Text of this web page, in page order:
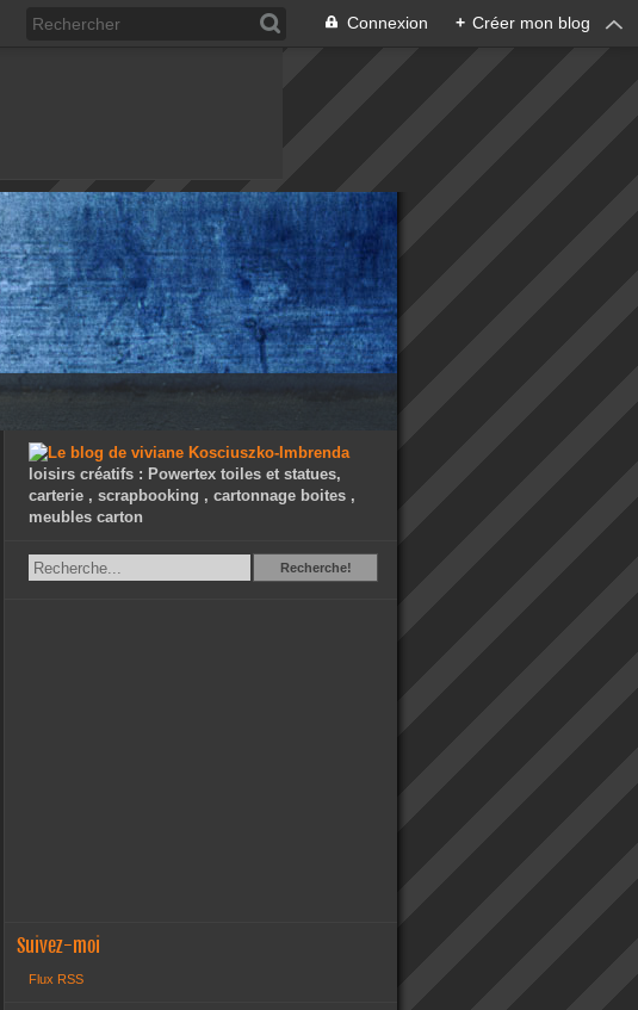
Connexion + Créer mon blog
loisirs créatifs : Powertex toiles et statues,
carterie , scrapbooking , cartonnage boites ,
meubles carton
RechercheRecherche!
Suivez-moi
Flux RSS